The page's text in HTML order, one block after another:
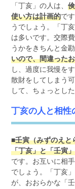
「丁亥」の人は、
使い方は計画的で
うでしょう。「丁
は多いです。交際
うかをきちんと金
いので、間違った
し、過度に我慢を
散財をしてしまう
して、ちょっとし
丁亥の人と相性
■壬寅（みずのえと
「丁亥」と「壬寅
です。お互いに相
でしょう。「丁亥
が、おおらかな「